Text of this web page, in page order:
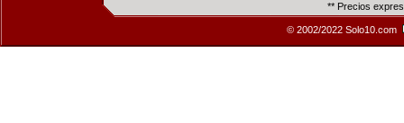
** Precios
© 2002/2022 Solo10.com